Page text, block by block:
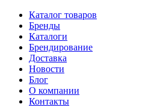
Каталог товаров
Бренды
Каталоги
Брендирование
Доставка
Новости
Блог
О компании
Контакты